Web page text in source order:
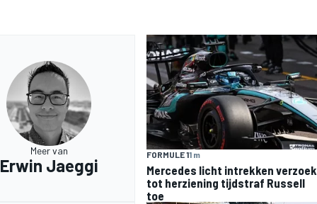
Meer van
Erwin Jaeggi
FORMULE 11 m
Mercedes licht intrekken verzoek
tot herziening tijdstraf Russell
toe